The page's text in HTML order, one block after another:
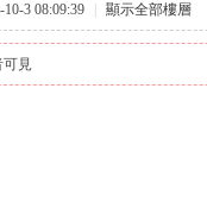
3 08:09:39 顯示全部樓層
可見